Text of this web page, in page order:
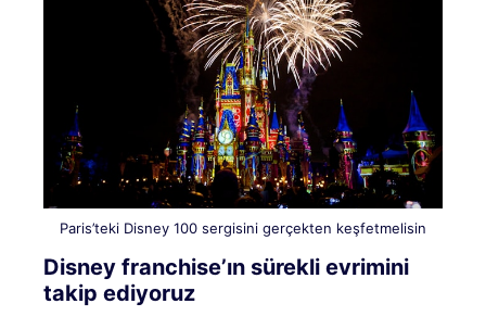
Paris’teki Disney 100 sergisini gerçekten keşfetmelisin
Disney franchise’ın sürekli evrimini
takip ediyoruz